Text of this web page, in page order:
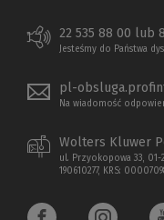
22 535 88 00 lub
Jesteśmy do Państwa
pl-
Na wiadomość
Wolters Kluwer
ul. Przyokopowa 33, 01-
190610277, KRS: